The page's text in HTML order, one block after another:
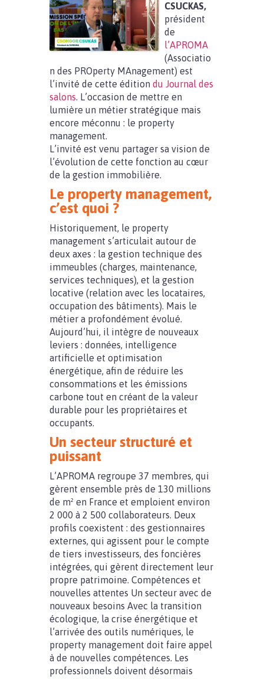
CSUCKAS,
président
de
l’APROMA
(Associatio
n des PROperty MAnagement) est
l’invité de cette édition du Journal des
salons. L’occasion de mettre en
lumière un métier stratégique mais
encore méconnu : le property
management.
L’invité est venu partager sa vision de
l’évolution de cette fonction au cœur
de la gestion immobilière.
Le property management,
c’est quoi ?
Historiquement, le property
management s’articulait autour de
deux axes : la gestion technique des
immeubles (charges, maintenance,
services techniques), et la gestion
locative (relation avec les locataires,
occupation des bâtiments). Mais le
métier a profondément évolué.
Aujourd’hui, il intègre de nouveaux
leviers : données, intelligence
artificielle et optimisation
énergétique, afin de réduire les
consommations et les émissions
carbone tout en créant de la valeur
durable pour les propriétaires et
occupants.
Un secteur structuré et
puissant
L’APROMA regroupe 37 membres, qui
gèrent ensemble près de 130 millions
de m² en France et emploient environ
2 000 à 2 500 collaborateurs. Deux
profils coexistent : des gestionnaires
externes, qui agissent pour le compte
de tiers investisseurs, des foncières
intégrées, qui gèrent directement leur
propre patrimoine. Compétences et
nouvelles attentes Un secteur avec de
nouveaux besoins Avec la transition
écologique, la crise énergétique et
l’arrivée des outils numériques, le
property management doit faire appel
à de nouvelles compétences. Les
professionnels doivent désormais